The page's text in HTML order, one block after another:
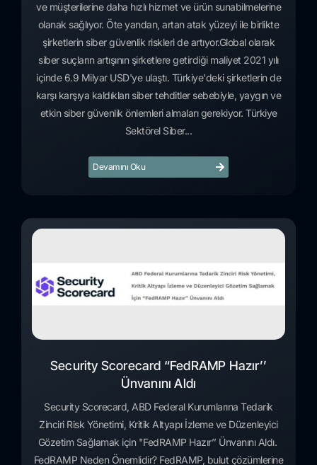
ve müşterilerine daha hızlı hizmet ve ürün sunabilmelerine
olanak sağlıyor. Öte yandan, artan atak yüzeyi ile birlikte
şirketlerin siber güvenlik riskleri de artıyor.Global olarak
siber suçların artışının şirketlere getirdiği maliyet 2021 yılı
içinde 6.9 Milyar USD'ye ulaştı. Türkiye'deki şirketlerin de
karşı karşıya kaldıkları siber tehditler sebebiyle, yaygın ve
etkin siber güvenlik önlemleri almaları gerekiyor. Türkiye
Sektörel Siber...
Devamını Oku
Security Scorecard “FedRAMP Hazır’’
Ünvanını Aldı
Security Scorecard, ABD Federal Kurumlarına Tedarik
Zinciri Risk Yönetimi, Kritik Altyapı İzleme ve Düzenleyici
Gözetim Sağlamak için "FedRAMP Hazır’’ Ünvanını Aldı.
FedRAMP Neden Önemlidir? FedRAMP, bulut çözümlerine